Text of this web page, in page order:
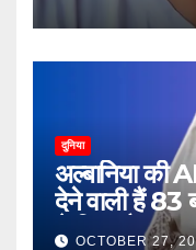
दुनिया
अल्बानिया की
देने वाली हैं 83
ने किया हैरान
OCTOBER 27,